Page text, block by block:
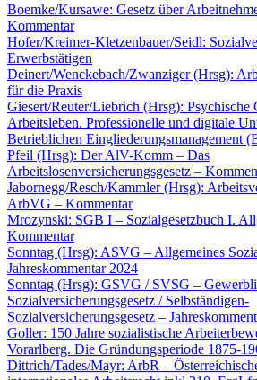
Boemke/Kursawe: Gesetz über
Kommentar
Hofer/Kreimer-Kletzenbauer/Seidl:
Erwerbstätigen
Deinert/Wenckebach/Zwanziger (Hrsg):
für die Praxis
Giesert/Reuter/Liebrich (Hrsg): Psychische
Arbeitsleben. Professionelle und digitale
Betrieblichen Eingliederungsmanagement
Pfeil (Hrsg): Der AlV-Komm – Das
Arbeitslosenversicherungsgesetz –
Jabornegg/Resch/Kammler (Hrsg):
ArbVG – Kommentar
Mrozynski: SGB I – Sozialgesetzbuch I.
Kommentar
Sonntag (Hrsg): ASVG – Allgemeines
Jahreskommentar 2024
Sonntag (Hrsg): GSVG / SVSG –
Sozialversicherungsgesetz / Selbständigen-
Sozialversicherungsgesetz –
Goller: 150 Jahre sozialistische
Vorarlberg. Die Gründungsperiode 1875-
Dittrich/Tades/Mayr: ArbR –